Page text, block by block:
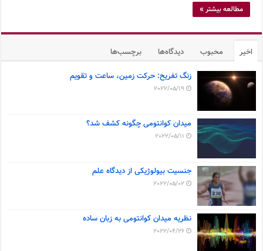
مطالعه بیشتر »
اخیر محبوب دیدگاه‌ها برچسب‌ها
زنگ تفریح: حرکت زمین، ساعت و تقویم
2022/05/19
میدان کوانتومی چگونه کشف شد؟
2022/05/11
جنسیت بیولوژیکی از دیدگاه علم
2022/05/02
نظریه میدان کوانتومی به زبان ساده
2022/04/26